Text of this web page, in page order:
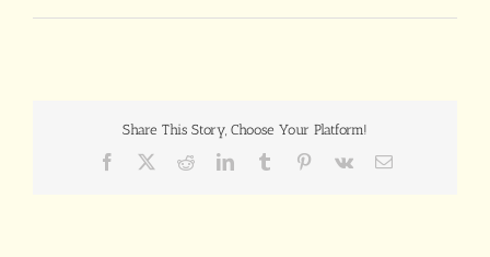
Share This Story, Choose Your Platform!
Facebook RedditLinkedInTumblr Pinterest
Vk Email